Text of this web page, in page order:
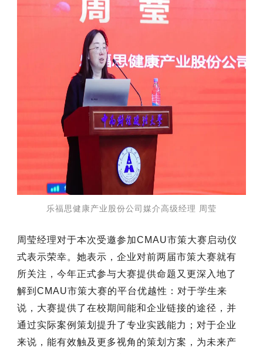
乐福思健康产业股份公司媒介高级经理 周莹
周莹经理对于本次受邀参加CMAU市策大赛启动仪
式表示荣幸。她表示，企业对前两届市策大赛就有
所关注，今年正式参与大赛提供命题又更深入地了
解到CMAU市策大赛的平台优越性：对于学生来
说，大赛提供了在校期间能和企业链接的途径，并
通过实际案例策划提升了专业实践能力；对于企业
来说，能有效触及更多视角的策划方案，为未来产